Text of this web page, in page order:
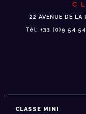
22 AVENUE DE
Tél: +33 (0)9 54 54
CLASSE MINI